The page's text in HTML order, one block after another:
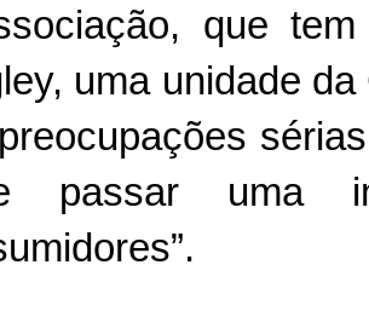
que
uma unidade
passar uma